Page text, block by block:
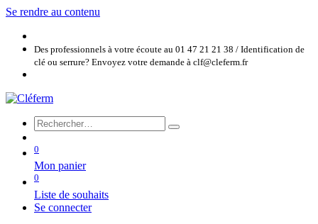
Se rendre au contenu
Des professionnels à votre écoute au 01 47 21 21 38 / Identification de
clé ou serrure? Envoyez votre demande à clf@cleferm.fr
0
Mon panier
0
Liste de souhaits
Se connecter